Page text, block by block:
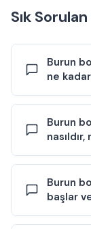
Sık
Burun
ne
Burun
yapılan
krem
İşlem
aynı gün
sonuçlar
belirlenmesi
Burun
Burun
dönemi
aktivitelerine
bölgelerinde
Burun
başlar